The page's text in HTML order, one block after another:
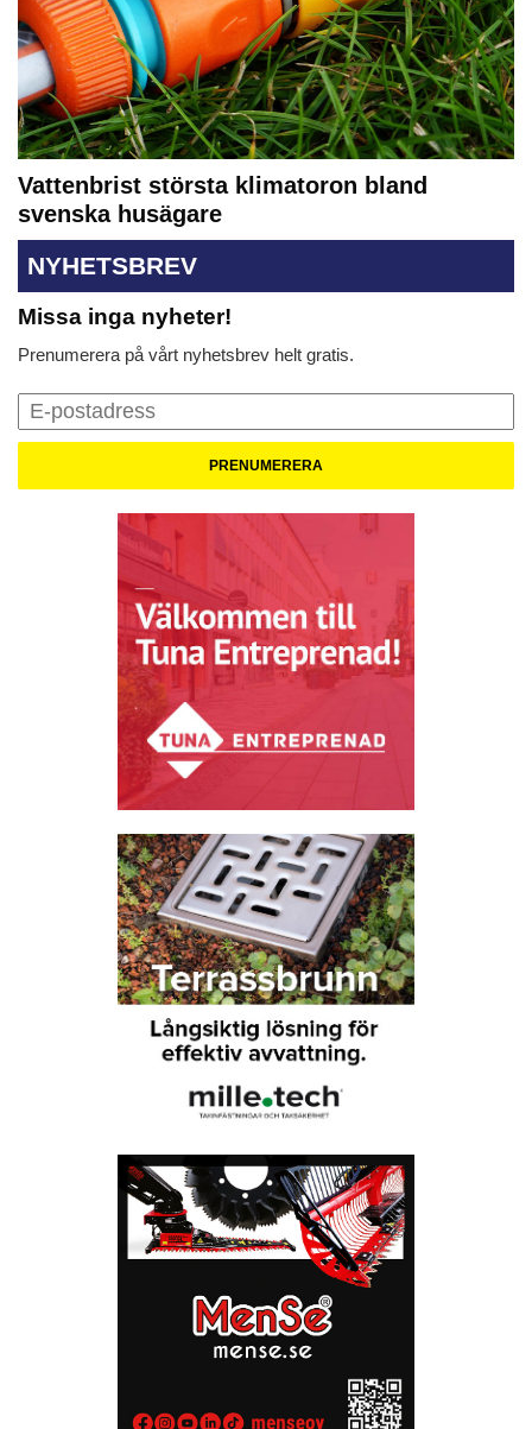
Vattenbrist största klimatoron bland
svenska husägare
NYHETSBREV
Missa inga nyheter!
Prenumerera på vårt nyhetsbrev helt gratis.